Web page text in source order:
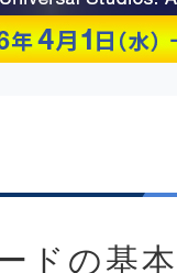
ド の基